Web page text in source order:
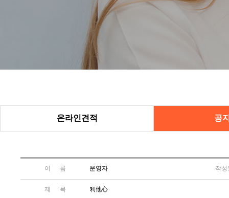
온라인견적 공
이 름 운영자 작성
제 목 利他心